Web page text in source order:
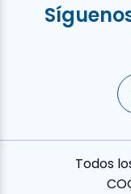
Todos